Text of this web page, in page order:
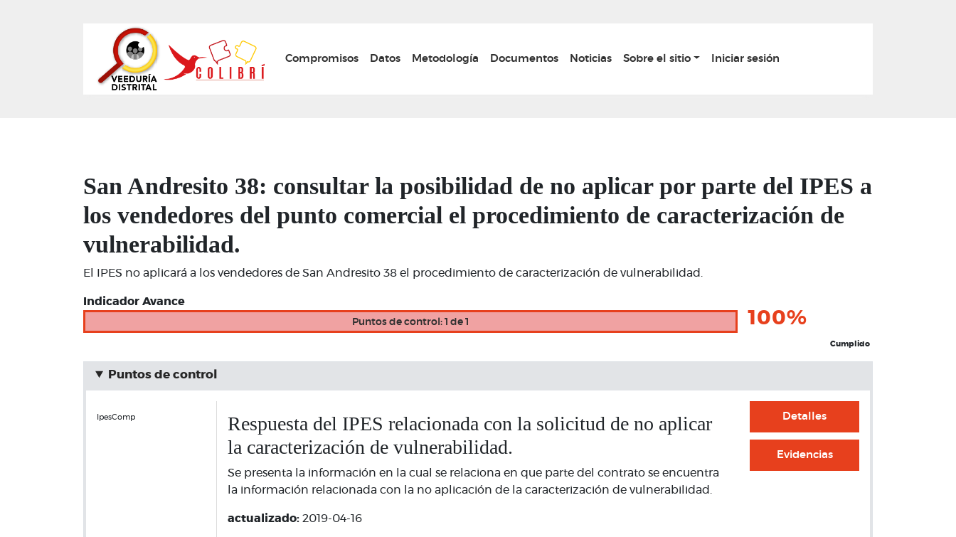
principal
Main navigation
Compromisos Datos Metodología Documentos Noticias Sobre el sitio Iniciar sesión
San Andresito 38: consultar la posibilidad de no aplicar por parte del IPES a
los vendedores del punto comercial el procedimiento de caracterización de
vulnerabilidad.
El IPES no aplicará a los vendedores de San Andresito 38 el procedimiento de caracterización de vulnerabilidad.
Indicador Avance
Puntos de control: 1 de 1 100%
Cumplido
Puntos de control
IpesComp
Respuesta del IPES relacionada con la solicitud de no aplicar
la caracterización de vulnerabilidad.
Se presenta la información en la cual se relaciona en que parte del contrato se encuentra
la información relacionada con la no aplicación de la caracterización de vulnerabilidad.
actualizado: 2019-04-16
Detalles
Evidencias